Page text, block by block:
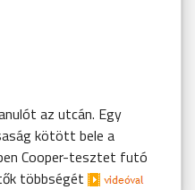
az utcán. Egy
kötött bele a
Cooper-tesztet futó
többségét